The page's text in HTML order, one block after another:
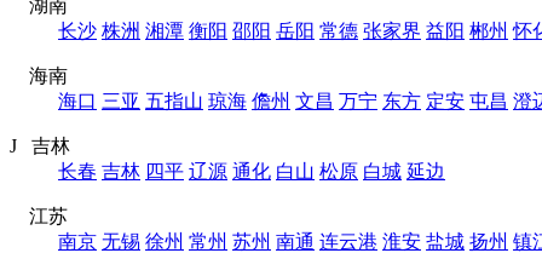
湖南
长沙 株洲 湘潭 衡阳 邵阳 岳阳 常德 张家界 益阳 郴州 怀
海南
海口 三亚 五指山 琼海 儋州 文昌 万宁 东方 定安 屯昌 澄
J 吉林
长春 吉林 四平 辽源 通化 白山 松原 白城 延边
江苏
南京 无锡 徐州 常州 苏州 南通 连云港 淮安 盐城 扬州 镇